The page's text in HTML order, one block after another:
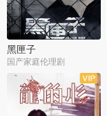
黑匣子
国产家庭伦理剧